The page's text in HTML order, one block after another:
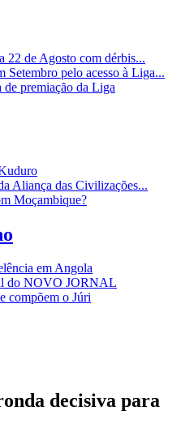
22 de Agosto com dérbis...
Setembro pelo acesso à Liga...
premiação da Liga
Aliança das Civilizações...
Moçambique?
em Angola
do NOVO JORNAL
compõem o Júri
decisiva para